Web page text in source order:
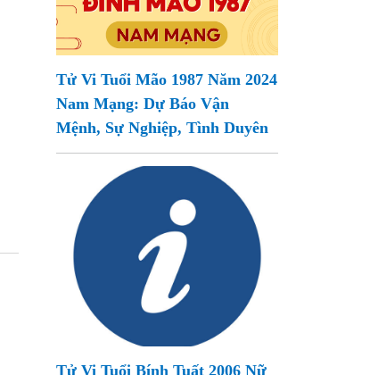
Tử Vi Tuổi Mão 1987 Năm 2024
Nam Mạng: Dự Báo Vận
Mệnh, Sự Nghiệp, Tình Duyên
Tử Vi Tuổi Bính Tuất 2006 Nữ